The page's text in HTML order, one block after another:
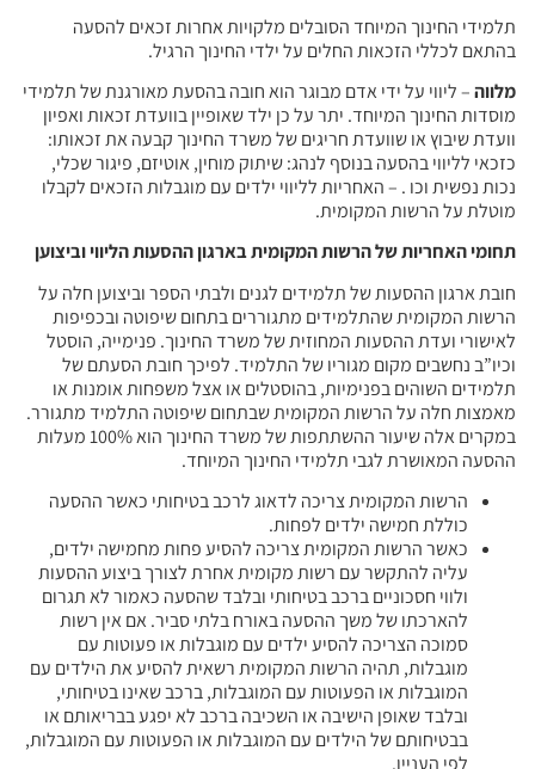
תלמידי החינוך המיוחד הסובלים מלקויות אחרות זכאים להסעה
בהתאם לכללי הזכאות החלים על ילדי החינוך הרגיל.
מלווה– ליווי על ידי אדם מבוגר הוא חובה בהסעת מאורגנת של תלמידי
מוסדות החינוך המיוחד. יתר על כן ילד שאופיין בוועדת זכאות ואפיון
וועדת שיבוץ או שוועדת חריגים של משרד החינוך קבעה את זכאותו:
כזכאי לליווי בהסעה בנוסף לנהג: שיתוק מוחין, אוטיזם, פיגור שכלי,
נכות נפשית וכו . – האחריות לליווי ילדים עם מוגבלות הזכאים לקבלו
מוטלת על הרשות המקומית.
תחומי האחריות של הרשות המקומית בארגון ההסעות הליווי וביצוען
חובת ארגון ההסעות של תלמידים לגנים ולבתי הספר וביצוען חלה על
הרשות המקומית שהתלמידים מתגוררים בתחום שיפוטה ובכפיפות
לאישורי ועדת ההסעות המחוזית של משרד החינוך. פנימייה, הוסטל
וכיו”ב נחשבים מקום מגוריו של התלמיד. לפיכך חובת הסעתם של
תלמידים השוהים בפנימיות, בהוסטלים או אצל משפחות אומנות או
מאמצות חלה על הרשות המקומית שבתחום שיפוטה התלמיד מתגורר.
במקרים אלה שיעור ההשתתפות של משרד החינוך הוא 100% מעלות
ההסעה המאושרת לגבי תלמידי החינוך המיוחד.
הרשות המקומית צריכה לדאוג לרכב בטיחותי כאשר ההסעה
כוללת חמישה ילדים לפחות.
כאשר הרשות המקומית צריכה להסיע פחות מחמישה ילדים,
עליה להתקשר עם רשות מקומית אחרת לצורך ביצוע ההסעות
ולווי חסכוניים ברכב בטיחותי ובלבד שהסעה כאמור לא תגרום
להארכתו של משך ההסעה באורח בלתי סביר. אם אין רשות
סמוכה הצריכה להסיע ילדים עם מוגבלות או פעוטות עם
מוגבלות, תהיה הרשות המקומית רשאית להסיע את הילדים עם
המוגבלות או הפעוטות עם המוגבלות, ברכב שאינו בטיחותי,
ובלבד שאופן הישיבה או השכיבה ברכב לא יפגע בבריאותם או
בבטיחותם של הילדים עם המוגבלות או הפעוטות עם המוגבלות,
לפי העניין.